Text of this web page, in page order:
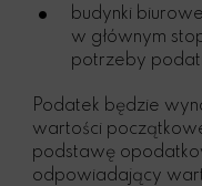
budynki
w głównym
potrzeby
Podatek będzie
wartości
podstawę
odpowiadający